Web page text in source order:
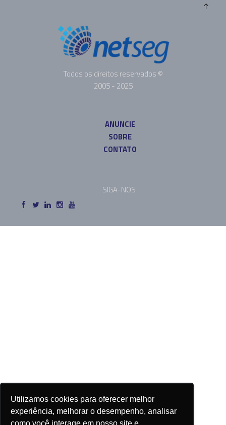
Utilizamos cookies para oferecer melhor
experiência, melhorar o desempenho, analisar
Todos os direitos reservados ©
2005 - 2025
ANUNCIE
SOBRE
CONTATO
SIGA-NOS